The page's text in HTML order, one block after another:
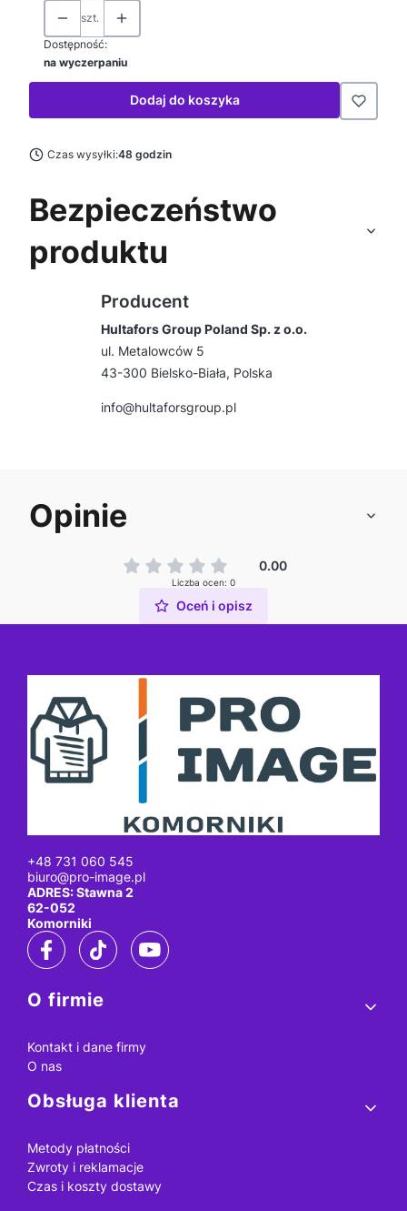
szt.
Dostępność:
na wyczerpaniu
Dodaj do koszyka
Czas wysyłki:48 godzin
Bezpieczeństwo
produktu
Producent
Hultafors Group Poland Sp. z o.o.
ul. Metalowców 5
43-300 Bielsko-Biała, Polska
info@hultaforsgroup.pl
Opinie
0.00
Liczba ocen: 0
Oceń i opisz
+48 731 060 545
biuro@pro-image.pl
ADRES: Stawna 2
62-052
Komorniki
Linki w stopce
O firmie
Kontakt i dane firmy
O nas
Obsługa klienta
Metody płatności
Zwroty i reklamacje
Czas i koszty dostawy